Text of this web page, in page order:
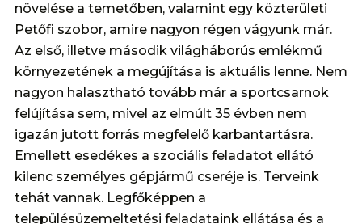
növelése a temetőben, valamint egy közterületi
Petőfi szobor, amire nagyon régen vágyunk már.
Az első, illetve második világháborús emlékmű
környezetének a megújítása is aktuális lenne. Nem
nagyon halasztható tovább már a sportcsarnok
felújítása sem, mivel az elmúlt 35 évben nem
igazán jutott forrás megfelelő karbantartásra.
Emellett esedékes a szociális feladatot ellátó
kilenc személyes gépjármű cseréje is. Terveink
tehát vannak. Legfőképpen a
településüzemeltetési feladataink ellátása és a